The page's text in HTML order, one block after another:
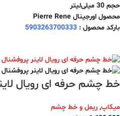
حجم 30 میلی‌لیتر
محصول اورجینال Pierre Rene
بارکد محصول : 5903263700333
خط چشم حرفه ای رویال
میکاپ, ریمل و خط چشم